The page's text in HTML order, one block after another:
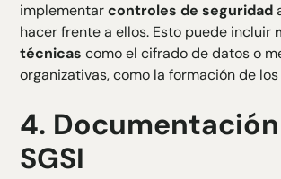
implementarcontroles de seguridad
hacer frente a ellos. Esto puede incluir
técnicas como el cifrado de datos o
organizativas, como la formación de
4.
SGSI